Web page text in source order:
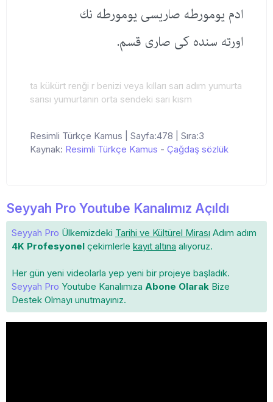
ادم یومورطه صاریسی یومورطه نك
اورته سنده كی صاری قسم.
ta kükürt renği r benizi veya kılları sarı adım yumurta
sarısı yumurtanın orta sendeki sarı kısm
Resimli Türkçe Kamus | Sayfa:478 | Sıra:3
Kaynak: Resimli Türkçe Kamus - Çağdaş sözlük
Seyyah Pro Youtube Kanalımız Açıldı
Seyyah Pro Ülkemizdeki Tarihi ve Kültürel Mirası Adım adım
4K Profesyonel çekimlerle kayıt altına alıyoruz.
Her gün yeni videolarla yep yeni bir projeye başladık.
Seyyah Pro Youtube Kanalımıza Abone Olarak Bize
Destek Olmayı unutmayınız.